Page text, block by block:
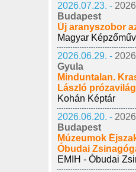
2026.07.23. -
Budapest
Új aranyszobor
Magyar
2026.06.29. -
Gyula
Minduntalan.
László
Kohán Képtár
2026.06.20. -
Budapest
Múzeumok
Óbudai
EMIH - Óbudai